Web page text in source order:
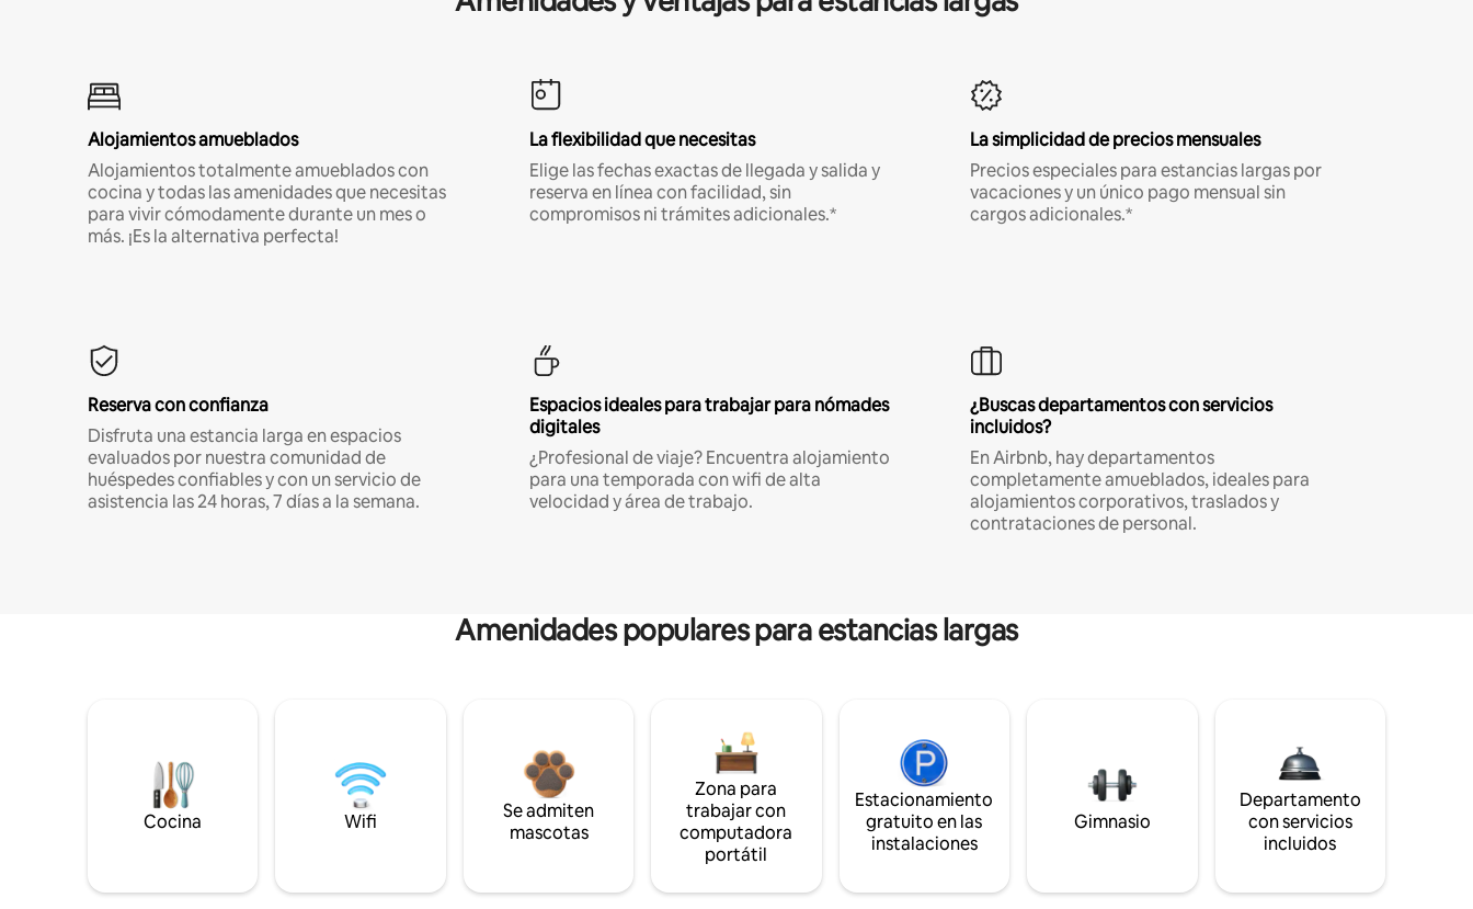
Alojamientos amueblados
Alojamientos totalmente amueblados con
cocina y todas las amenidades que necesitas
para vivir cómodamente durante un mes o
más. ¡Es la alternativa perfecta!
La flexibilidad que necesitas
Elige las fechas exactas de llegada y salida y
reserva en línea con facilidad, sin
compromisos ni trámites adicionales.*
La simplicidad de precios mensuales
Precios especiales para estancias largas por
vacaciones y un único pago mensual sin
cargos adicionales.*
Reserva con confianza
Disfruta una estancia larga en espacios
evaluados por nuestra comunidad de
huéspedes confiables y con un servicio de
asistencia las 24 horas, 7 días a la semana.
Espacios ideales para trabajar para nómades
digitales
¿Profesional de viaje? Encuentra alojamiento
para una temporada con wifi de alta
velocidad y área de trabajo.
¿Buscas departamentos con servicios
incluidos?
En Airbnb, hay departamentos
completamente amueblados, ideales para
alojamientos corporativos, traslados y
contrataciones de personal.
Amenidades populares para estancias largas
Cocina Wifi
Se admiten
mascotas
Zona para
trabajar con
computadora
portátil
Estacionamiento
gratuito en las
instalaciones
Gimnasio
Departamento
con servicios
incluidos